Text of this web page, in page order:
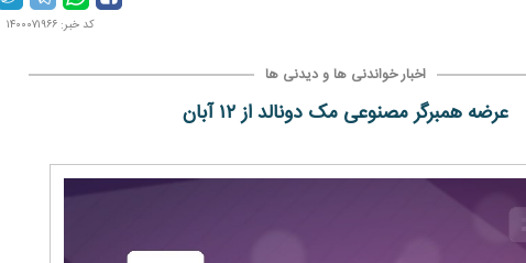
کد خبر: ۱۴۰۰۰۷۱۹۶۶
اخبار خواندنی ها و دیدنی ها
عرضه همبرگر مصنوعی مک دونالد از ۱۲ آبان